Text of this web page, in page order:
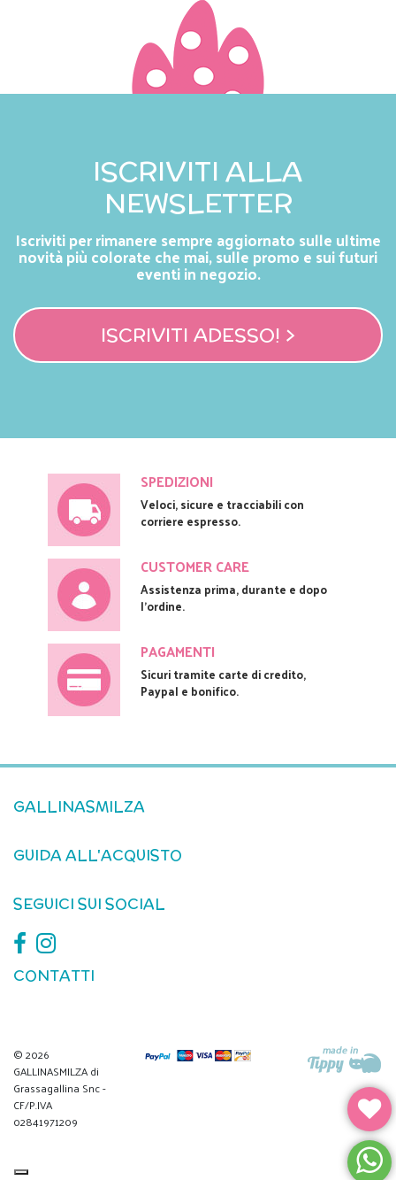
ISCRIVITI ALLA
NEWSLETTER
Iscriviti per rimanere sempre aggiornato sulle ultime
novità più colorate che mai, sulle promo e sui futuri
eventi in negozio.
ISCRIVITI ADESSO! >
SPEDIZIONI
Veloci, sicure e tracciabili con
corriere espresso.
CUSTOMER CARE
Assistenza prima, durante e dopo
l'ordine.
PAGAMENTI
Sicuri tramite carte di credito,
Paypal e bonifico.
GALLINASMILZA
GUIDA ALL'ACQUISTO
SEGUICI SUI SOCIAL
CONTATTI
© 2026
GALLINASMILZA di
Grassagallina Snc -
CF/P.IVA
02841971209